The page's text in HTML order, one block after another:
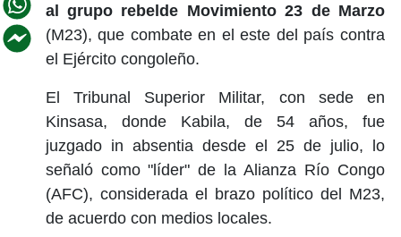
al grupo rebelde Movimiento 23 de Marzo
(M23), que combate en el este del país contra
el Ejército congoleño.
El Tribunal Superior Militar, con sede en
Kinsasa, donde Kabila, de 54 años, fue
juzgado in absentia desde el 25 de julio, lo
señaló como "líder" de la Alianza Río Congo
(AFC), considerada el brazo político del M23,
de acuerdo con medios locales.